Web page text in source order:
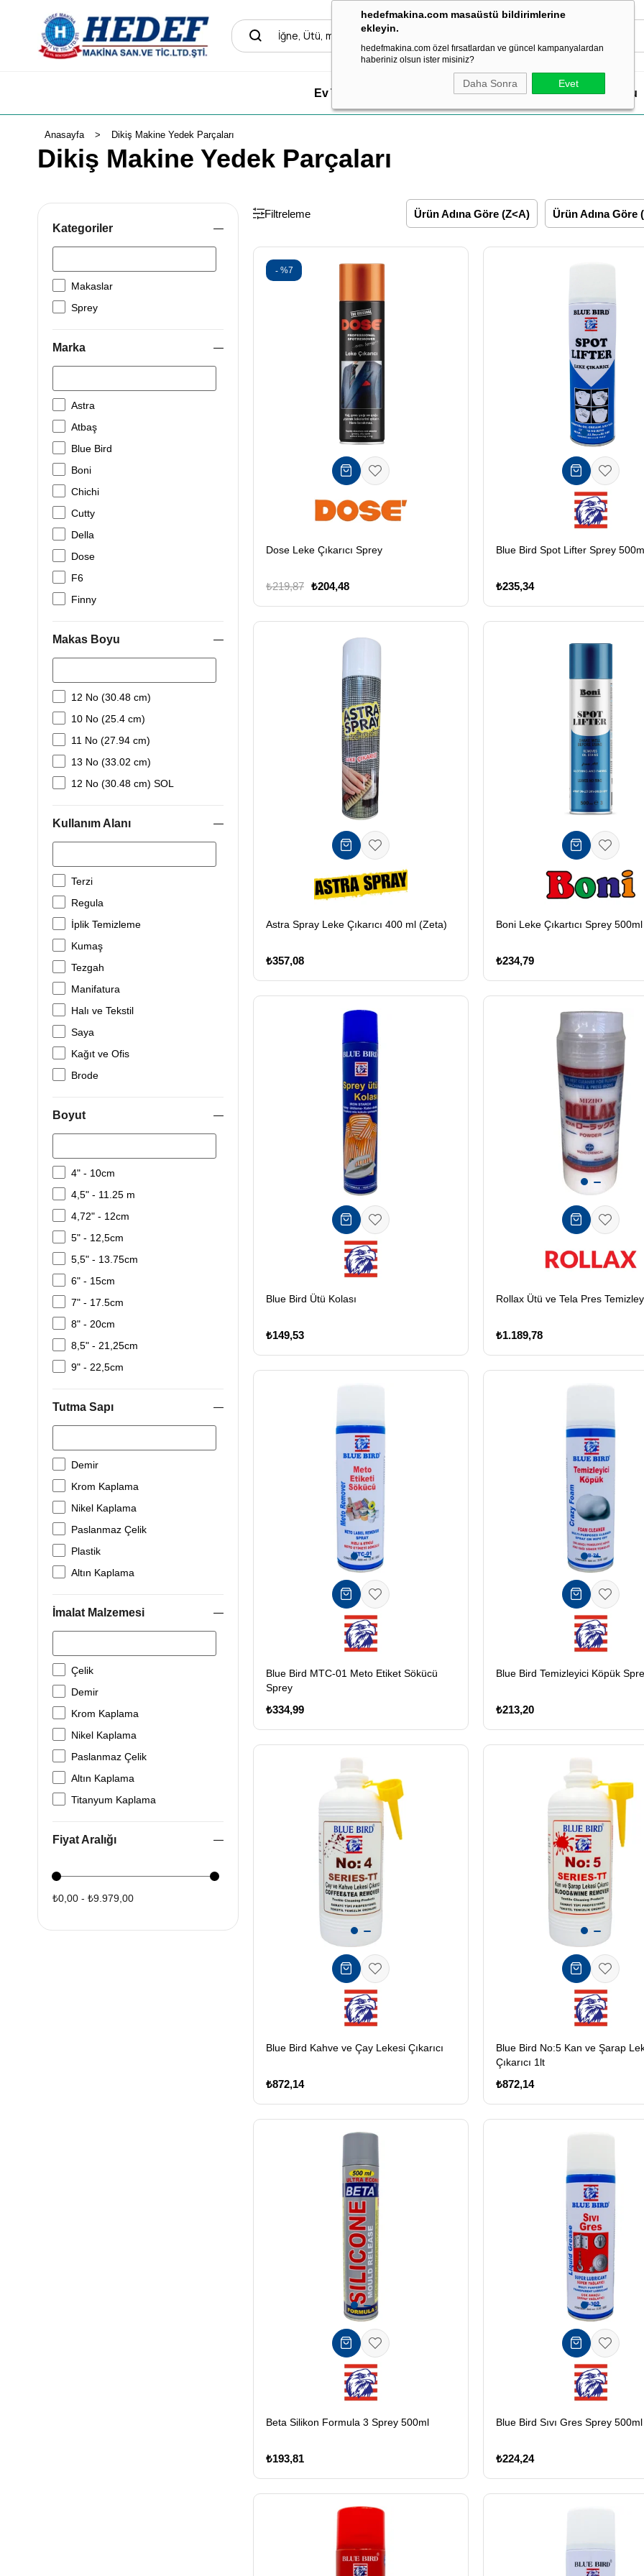
hedefmakina.com masaüstü bildirimlerine
ekleyin.
hedefmakina.com özel fırsatlardan ve güncel kampanyalardan
haberiniz olsun ister misiniz?
Daha Sonra Evet
Ev Tipi Dikiş Makineleri Dikiş Aksesuar & Sarf Ütü Grubu
Anasayfa Dikiş Makine Yedek Parçaları
Dikiş Makine Yedek Parçaları
Kategoriler
Makaslar
Sprey
Marka
Astra
Atbaş
Blue Bird
Boni
Chichi
Cutty
Della
Dose
F6
Finny
Golden Eagle
Kai
Makas Boyu
12 No (30.48 cm)
10 No (25.4 cm)
11 No (27.94 cm)
13 No (33.02 cm)
12 No (30.48 cm) SOL
Kullanım Alanı
Terzi
Regula
İplik Temizleme
Kumaş
Tezgah
Manifatura
Halı ve Tekstil
Saya
Kağıt ve Ofis
Brode
Deri ve Kumaş
Nakış ve Aplike
Boyut
4" - 10cm
4,5" - 11.25 m
4,72" - 12cm
5" - 12,5cm
5,5" - 13.75cm
6" - 15cm
7" - 17.5cm
8" - 20cm
8,5" - 21,25cm
9" - 22,5cm
10" - 25cm
11" - 27,5cm
Tutma Sapı
Demir
Krom Kaplama
Nikel Kaplama
Paslanmaz Çelik
Plastik
Altın Kaplama
İmalat Malzemesi
Çelik
Demir
Krom Kaplama
Nikel Kaplama
Paslanmaz Çelik
Altın Kaplama
Titanyum Kaplama
Fiyat Aralığı
₺0,00 - ₺9.979,00
Ürün Adına Göre
Ürün Adına Göre (Z<A)
Filtreleme
Dose Leke Çıkarıcı Sprey
₺204,48
₺219,87
%7
Blue Bird Spot Lifter Sprey
₺235,34
Astra Spray Leke Çıkarıcı 400 ml (Zeta)
₺357,08
Boni Leke Çıkartıcı Sprey 500ml
₺234,79
Blue Bird Ütü Kolası
₺149,53
Rollax Ütü ve Tela Pres
₺1.189,78
Blue Bird MTC-01 Meto Etiket Sökücü
Sprey
₺334,99
Blue Bird Temizleyici Köpük
₺213,20
Blue Bird Kahve ve Çay Lekesi Çıkarıcı
₺872,14
Blue Bird No:5 Kan ve Şarap
Çıkarıcı 1lt
₺872,14
Beta Silikon Formula 3 Sprey 500ml
₺193,81
Blue Bird Sıvı Gres Sprey 500ml
₺224,24